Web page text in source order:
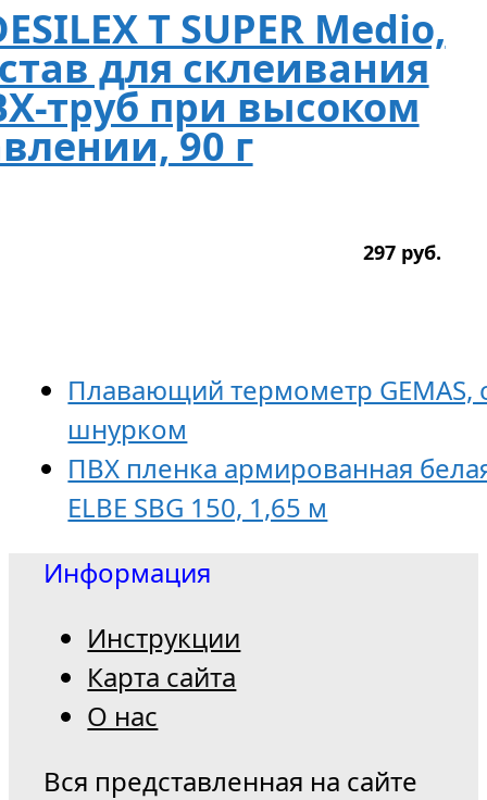
T SUPER Medio,
для склеивания
труб при высоком
90 г
297 руб.
Плавающий термометр GEMAS,
шнурком
ПВХ пленка армированная
ELBE SBG 150, 1,65 м
Информация
Инструкции
Карта сайта
О нас
Вся представленная на сайте